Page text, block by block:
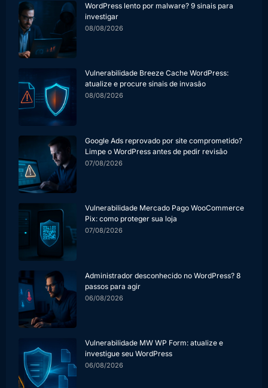
WordPress lento por malware? 9 sinais para
investigar
08/08/2026
Vulnerabilidade Breeze Cache WordPress:
atualize e procure sinais de invasão
08/08/2026
Google Ads reprovado por site comprometido?
Limpe o WordPress antes de pedir revisão
07/08/2026
Vulnerabilidade Mercado Pago WooCommerce
Pix: como proteger sua loja
07/08/2026
Administrador desconhecido no WordPress? 8
passos para agir
06/08/2026
Vulnerabilidade MW WP Form: atualize e
investigue seu WordPress
06/08/2026